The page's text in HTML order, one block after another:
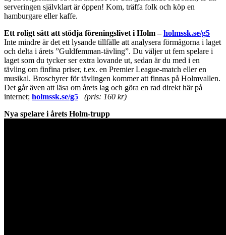
serveringen självklart är öppen! Kom, träffa folk och köp en
hamburgare eller kaffe.
Ett roligt sätt att stödja föreningslivet i Holm –holmssk.se/g5
Inte mindre är det ett lysande tillfälle att analysera förmågorna i laget
och delta i årets ”Guldfemman-tävling”. Du väljer ut fem spelare i
laget som du tycker ser extra lovande ut, sedan är du med i en
tävling om finfina priser, t.ex. en Premier League-match eller en
musikal. Broschyrer för tävlingen kommer att finnas på Holmvallen.
Det går även att läsa om årets lag och göra en rad direkt här på
internet; holmssk.se/g5
(pris: 160 kr)
Nya spelare i årets Holm-trupp